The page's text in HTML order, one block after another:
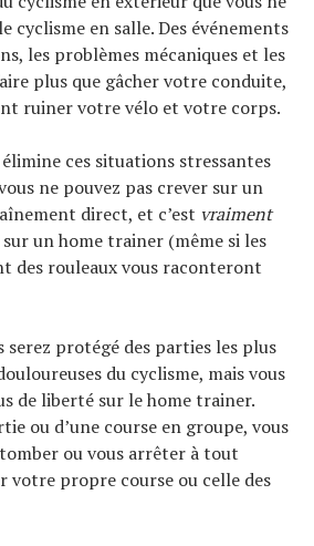
cyclisme en salle. Des événements
les problèmes mécaniques et les
plus que gâcher votre conduite,
ruiner votre vélo et votre corps.
ces situations stressantes
ne pouvez pas crever sur un
direct, et c’est vraiment
sur un home trainer (même si les
des rouleaux vous raconteront
serez protégé des parties les plus
du cyclisme, mais vous
de liberté sur le home trainer.
ou d’une course en groupe, vous
ou vous arrêter à tout
votre propre course ou celle des